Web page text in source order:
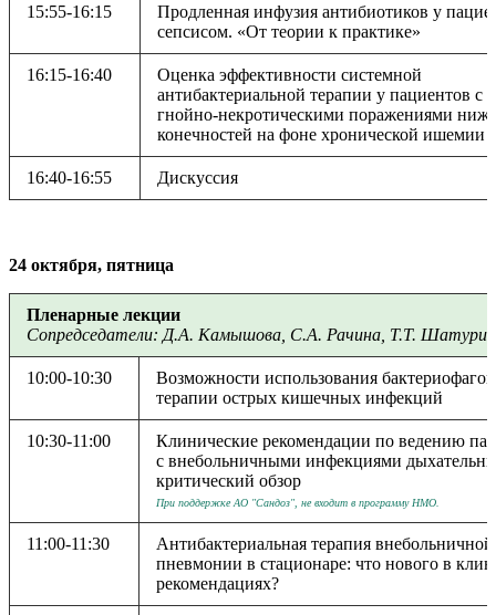
15:55-16:15
Продленная инфузия антибиотиков у
сепсисом. «От теории к практике»
16:15-16:40
Оценка эффективности системной
антибактериальной терапии у пациентов с
гнойно-некротическими поражениями
конечностей на фоне хронической ишемии
16:40-16:55 Дискуссия
24 октября, пятница
Пленарные лекции
Сопредседатели: Д.А. Камышова, С.А. Рачина, Т.Т.
10:00-10:30
Возможности использования
терапии острых кишечных инфекций
10:30-11:00
Клинические рекомендации по ведению
с внебольничными инфекциями
критический обзор
При поддержке АО "Сандоз", не входит в программу НМО.
11:00-11:30
Антибактериальная терапия внебольничной
пневмонии в стационаре: что нового в
рекомендациях?